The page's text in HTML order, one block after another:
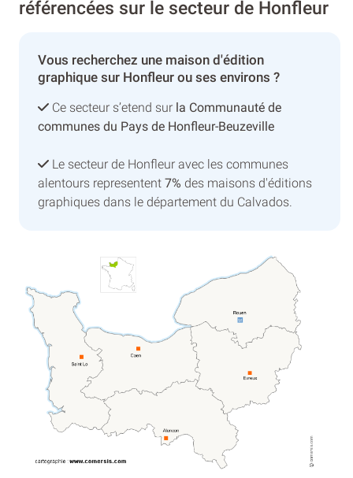
référencées sur le secteur de Honfleur
Vous recherchez une maison d'édition
graphique sur Honfleur ou ses environs ?
Ce secteur s’etend sur la Communauté de
communes du Pays de Honfleur-Beuzeville
Le secteur de Honfleur avec les communes
alentours representent 7% des maisons d'éditions
graphiques dans le département du Calvados.